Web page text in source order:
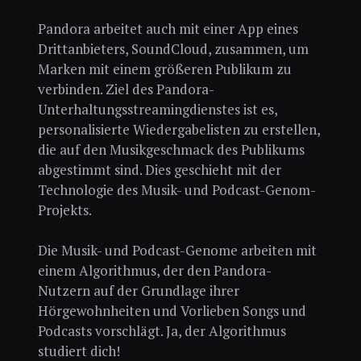
Pandora arbeitet auch mit einer App eines
Drittanbieters, SoundCloud, zusammen, um
Marken mit einem größeren Publikum zu
verbinden. Ziel des Pandora-
Unterhaltungsstreamingdienstes ist es,
personalisierte Wiedergabelisten zu erstellen,
die auf den Musikgeschmack des Publikums
abgestimmt sind. Dies geschieht mit der
Technologie des Musik- und Podcast-Genom-
Projekts.
Die Musik- und Podcast-Genome arbeiten mit
einem Algorithmus, der den Pandora-
Nutzern auf der Grundlage ihrer
Hörgewohnheiten und Vorlieben Songs und
Podcasts vorschlägt. Ja, der Algorithmus
studiert dich!